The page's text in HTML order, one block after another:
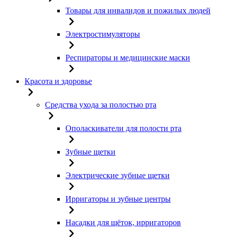
Товары для инвалидов и пожилых людей
Электростимуляторы
Респираторы и медицинские маски
Красота и здоровье
Средства ухода за полостью рта
Ополаскиватели для полости рта
Зубные щетки
Электрические зубные щетки
Ирригаторы и зубные центры
Насадки для щёток, ирригаторов